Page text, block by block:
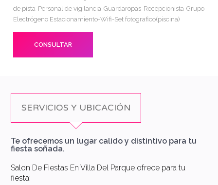
de pista-Personal de vigilancia-Guardaropas-Recepcionista-Grupo
Electrógeno Estacionamiento-Wifi-Set fotografico(piscina)
CONSULTAR
SERVICIOS Y UBICACIÓN
Te ofrecemos un lugar calido y distintivo para tu
fiesta soñada.
Salon De Fiestas En Villa Del Parque ofrece para tu
fiesta: